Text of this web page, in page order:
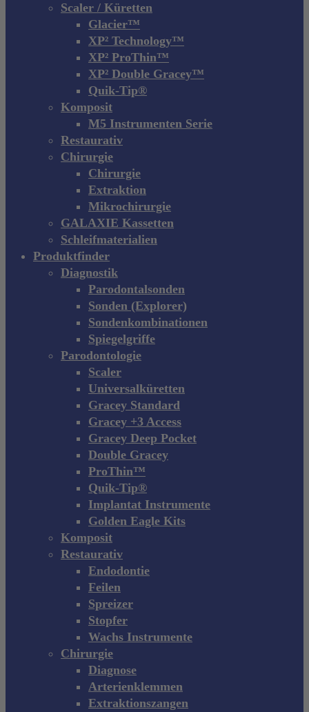
Scaler / Küretten
Glacier™
XP² Technology™
XP² ProThin™
XP² Double Gracey™
Quik-Tip®
Komposit
M5 Instrumenten Serie
Restaurativ
Chirurgie
Chirurgie
Extraktion
Mikrochirurgie
GALAXIE Kassetten
Schleifmaterialien
Produktfinder
Diagnostik
Parodontalsonden
Sonden (Explorer)
Sondenkombinationen
Spiegelgriffe
Parodontologie
Scaler
Universalküretten
Gracey Standard
Gracey +3 Access
Gracey Deep Pocket
Double Gracey
ProThin™
Quik-Tip®
Implantat Instrumente
Golden Eagle Kits
Komposit
Restaurativ
Endodontie
Feilen
Spreizer
Stopfer
Wachs Instrumente
Chirurgie
Diagnose
Arterienklemmen
Extraktionszangen